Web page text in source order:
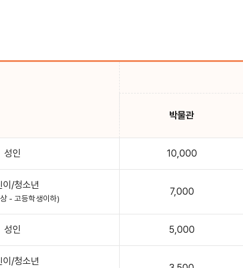
박물관
성인 10,000
이/청소년
- 고등학생이하)
7,000
성인 5,000
이/청소년